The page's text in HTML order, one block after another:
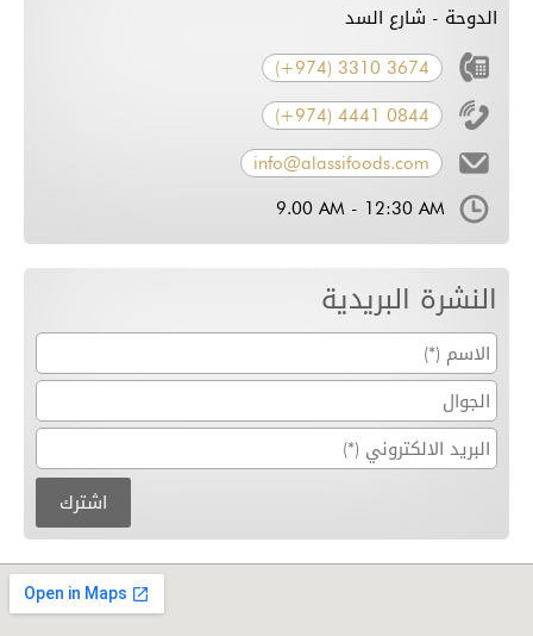
الدوحة - شارع السد
(+974) 3310 3674
(+974) 4441 0844
info@alassifoods.com
9.00 AM - 12:30 AM
النشرة البريدية